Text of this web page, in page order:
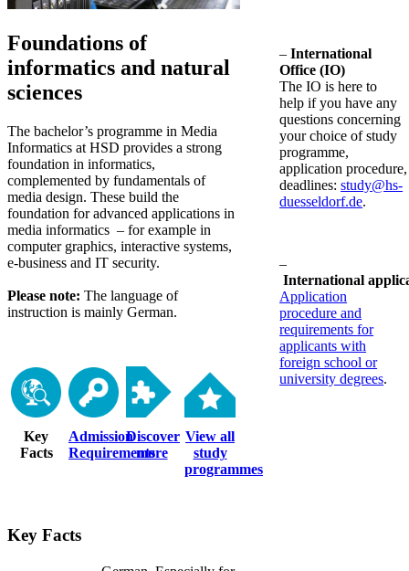
Foundations of
informatics and natural
sciences
The bachelor’s programme in Media
Informatics at HSD provides a strong
foundation in informatics,
complemented by fundamentals of
media design. These build the
foundation for advanced applications in
media informatics – for example in
computer graphics, interactive systems,
e-business and IT security.
Please note: The language of
instruction is mainly German.
Key
Facts
Admission
Requirements
Discover
more
View all
study
programmes
Key Facts
– International
Office (IO)
The IO is here to
help if you have any
questions concerning
your choice of study
programme,
application
deadlines:study@hs-
duesseldorf.de.
–
International
Application
procedure and
requirements for
applicants with
foreign school or
university degrees.